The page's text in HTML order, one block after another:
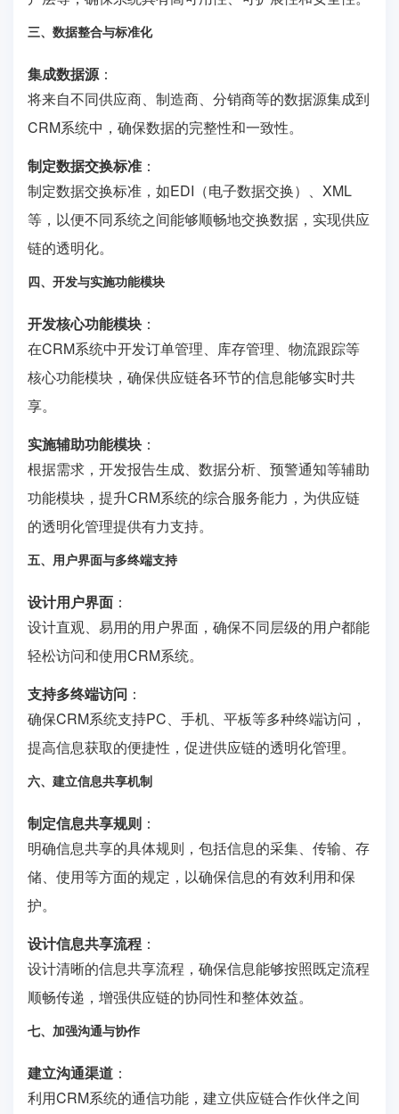
三、数据整合与标准化
集成数据源：
将来自不同供应商、制造商、分销商等的数据源集成到
CRM系统中，确保数据的完整性和一致性。
制定数据交换标准 ：
制定数据交换标准，如EDI（电子数据交换）、XML
等，以便不同系统之间能够顺畅地交换数据，实现供应
链的透明化。
四、开发与实施功能模块
开发核心功能模块 ：
在CRM系统中开发订单管理、库存管理、物流跟踪等
核心功能模块，确保供应链各环节的信息能够实时共
享。
实施辅助功能模块 ：
根据需求，开发报告生成、数据分析、预警通知等辅助
功能模块，提升CRM系统的综合服务能力，为供应链
的透明化管理提供有力支持。
五、用户界面与多终端支持
设计用户界面 ：
设计直观、易用的用户界面，确保不同层级的用户都能
轻松访问和使用CRM系统。
支持多终端访问 ：
确保CRM系统支持PC、手机、平板等多种终端访问，
提高信息获取的便捷性，促进供应链的透明化管理。
六、建立信息共享机制
制定信息共享规则 ：
明确信息共享的具体规则，包括信息的采集、传输、存
储、使用等方面的规定，以确保信息的有效利用和保
护。
设计信息共享流程 ：
设计清晰的信息共享流程，确保信息能够按照既定流程
顺畅传递，增强供应链的协同性和整体效益。
七、加强沟通与协作
建立沟通渠道 ：
利用CRM系统的通信功能，建立供应链合作伙伴之间